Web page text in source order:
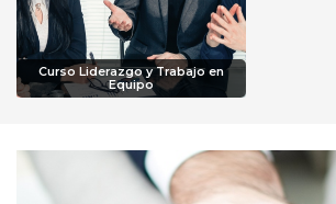
Curso Liderazgo y Trabajo en
Equipo